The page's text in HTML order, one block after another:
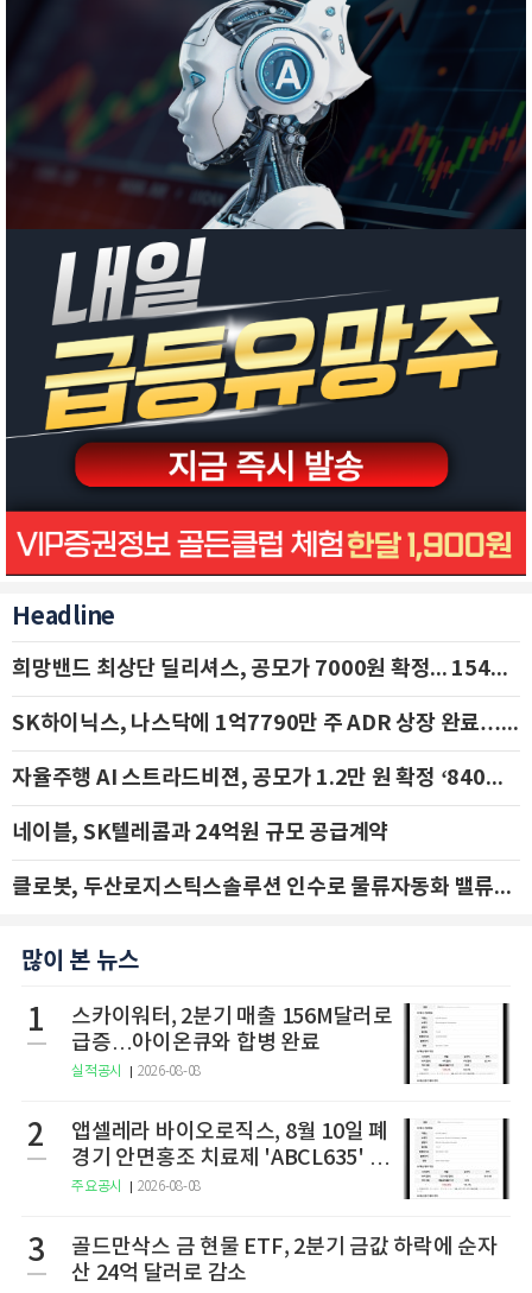
Headline
희망밴드 최상단 딜리셔스, 공모가 7000원 확정... 154억 규모 IPO 돌입
SK하이닉스, 나스닥에 1억7790만 주 ADR 상장 완료…29일 국내 추가 상장
자율주행 AI 스트라드비젼, 공모가 1.2만 원 확정 ‘840억 수혈’
네이블, SK텔레콤과 24억원 규모 공급계약
클로봇, 두산로지스틱스솔루션 인수로 물류자동화 밸류체인 확장 추진 - IBK투자증권
많이 본 뉴스
1
스카이워터, 2분기 매출 156M달러로
급증…아이온큐와 합병 완료
실적공시 2026-08-08
2
앱셀레라 바이오로직스, 8월 10일 폐
경기 안면홍조 치료제 'ABCL635' 임
상 2상 결과 발표
주요공시 2026-08-08
3
골드만삭스 금 현물 ETF, 2분기 금값 하락에 순자
산 24억 달러로 감소